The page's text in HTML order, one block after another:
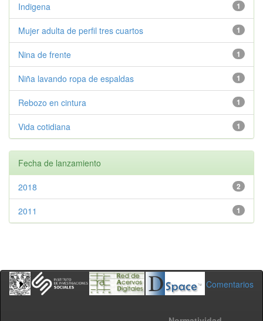
1
Indigena
1
Mujer adulta de perfil tres cuartos
1
Nina de frente
1
Niña lavando ropa de espaldas
1
Rebozo en cintura
1
Vida cotidiana
Fecha de lanzamiento
2
2018
1
2011
Comentarios